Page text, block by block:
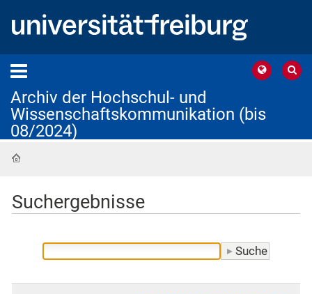
Archiv der Hochschul- und
Wissenschaftskommunikation (bis
08/2024)
Suchergebnisse